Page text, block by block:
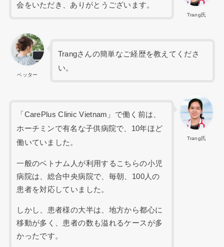
Trang氏
会をいただき、ありがとうございます。
ベッター
Trangさんの簡単なご経歴を教えてくださ
い。
Trang氏
「CarePlus Clinic Vietnam」で働く前は、
ホーチミンで有名な子供病院で、10年ほど
働いていました。
一般のベトナム人が利用するこちらの小児
病院は、総合中央病院で、毎朝、100人の
患者を対応していました。
しかし、患者様の大半は、地方から都心に
移動が多く、患者の数も溢れるケースが多
かったです。